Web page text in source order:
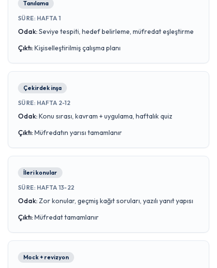
Tanılama
SÜRE: HAFTA 1
Odak:Seviye tespiti, hedef belirleme, müfredat eşleştirme
Çıktı:Kişiselleştirilmiş çalışma planı
Çekirdek inşa
SÜRE: HAFTA 2-12
Odak:Konu sırası, kavram + uygulama, haftalık quiz
Çıktı:Müfredatın yarısı tamamlanır
İleri konular
SÜRE: HAFTA 13-22
Odak: Zor konular, geçmiş kağıt soruları, yazılı yanıt yapısı
Çıktı:Müfredat tamamlanır
Mock + revizyon